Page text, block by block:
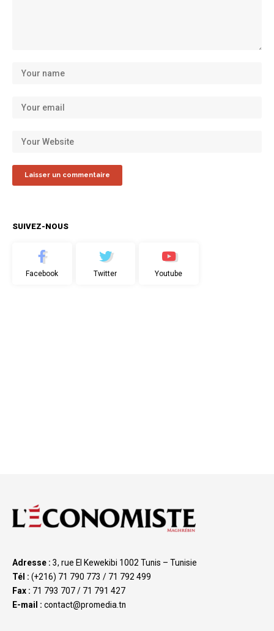
SUIVEZ-NOUS
Facebook Twitter Youtube
Adresse : 3, rue El Kewekibi 1002 Tunis – Tunisie
Tél : (+216) 71 790 773 / 71 792 499
Fax : 71 793 707 / 71 791 427
E-mail : contact@promedia.tn